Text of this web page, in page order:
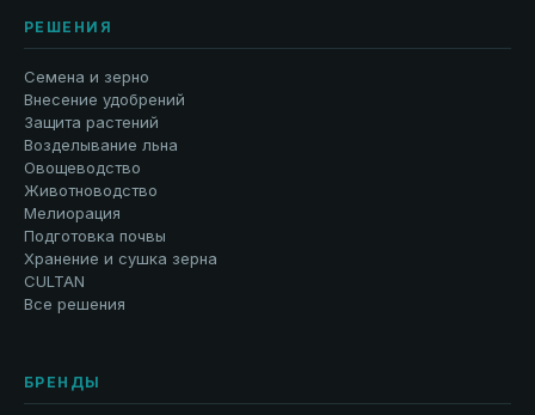
РЕШЕНИЯ
Семена и зерно
Внесение удобрений
Защита растений
Возделывание льна
Овощеводство
Животноводство
Мелиорация
Подготовка почвы
Хранение и сушка зерна
CULTAN
Все решения
БРЕНДЫ